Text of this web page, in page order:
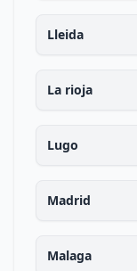
Lleida
La rioja
Lugo
Madrid
Malaga